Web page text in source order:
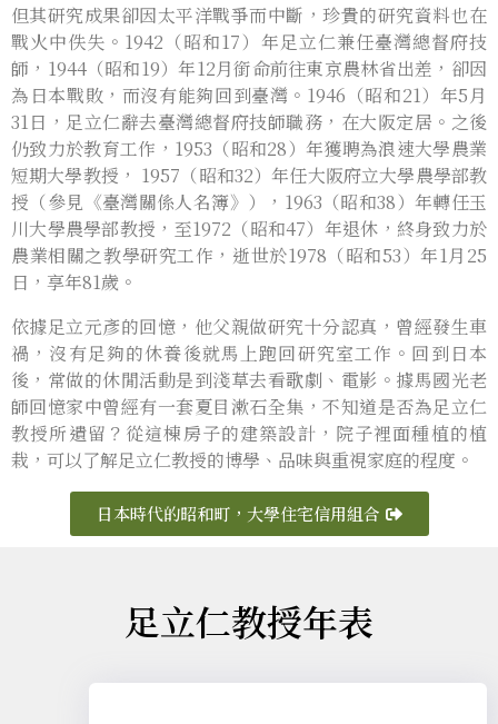
但其研究成果卻因太平洋戰爭而中斷，珍貴的研究資料也在
戰火中佚失。1942（昭和17）年足立仁兼任臺灣總督府技
師，1944（昭和19）年12月銜命前往東京農林省出差，卻因
為日本戰敗，而沒有能夠回到臺灣。1946（昭和21）年5月
31日，足立仁辭去臺灣總督府技師職務，在大阪定居。之後
仍致力於教育工作，1953（昭和28）年獲聘為浪速大學農業
短期大學教授， 1957（昭和32）年任大阪府立大學農學部教
授（參見《臺灣關係人名簿》），1963（昭和38）年轉任玉
川大學農學部教授，至1972（昭和47）年退休，終身致力於
農業相關之教學研究工作，逝世於1978（昭和53）年1月25
日，享年81歲。
依據足立元彥的回憶，他父親做研究十分認真，曾經發生車
禍，沒有足夠的休養後就馬上跑回研究室工作。回到日本
後，常做的休閒活動是到淺草去看歌劇、電影。據馬國光老
師回憶家中曾經有一套夏目漱石全集，不知道是否為足立仁
教授所遺留？從這棟房子的建築設計，院子裡面種植的植
栽，可以了解足立仁教授的博學、品味與重視家庭的程度。
日本時代的昭和町，大學住宅信用組合
足立仁教授年表